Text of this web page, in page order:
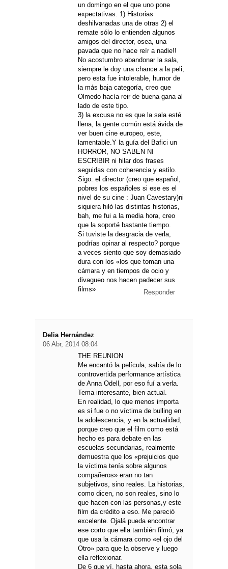
un domingo en el que uno pone
expectativas. 1) Historias
deshilvanadas una de otras 2) el
remate sólo lo entienden algunos
amigos del director, osea, una
pavada que no hace reír a nadie!!
No acostumbro abandonar la sala,
siempre le doy una chance a la peli,
pero esta fue intolerable, humor de
la más baja categoría, creo que
Olmedo hacía reir de buena gana al
lado de este tipo.
3) la excusa no es que la sala esté
llena, la gente común está ávida de
ver buen cine europeo, este,
lamentable.Y la guía del Bafici un
HORROR, NO SABEN NI
ESCRIBIR ni hilar dos frases
seguidas con coherencia y estilo.
Sigo: el director (creo que español,
pobres los españoles si ese es el
nivel de su cine : Juan Cavestary)ni
siquiera hiló las distintas historias,
bah, me fui a la media hora, creo
que la soporté bastante tiempo.
Si tuviste la desgracia de verla,
podrías opinar al respecto? porque
a veces siento que soy demasiado
dura con los «los que toman una
cámara y en tiempos de ocio y
divagueo nos hacen padecer sus
films»
Responder
Delia Hernández
06 Abr, 2014 08:04
THE REUNION
Me encantó la película, sabía de lo
controvertida performance artística
de Anna Odell, por eso fuí a verla.
Tema interesante, bien actual.
En realidad, lo que menos importa
es si fue o no víctima de bulling en
la adolescencia, y en la actualidad,
porque creo que el film como está
hecho es para debate en las
escuelas secundarias, realmente
demuestra que los «prejuicios que
la víctima tenía sobre algunos
compañeros» eran no tan
subjetivos, sino reales. La historias,
como dicen, no son reales, sino lo
que hacen con las personas,y este
film da crédito a eso. Me pareció
excelente. Ojalá pueda encontrar
ese corto que ella también filmó, ya
que usa la cámara como «el ojo del
Otro» para que la observe y luego
ella reflexionar.
De 6 que ví, hasta ahora, esta sola